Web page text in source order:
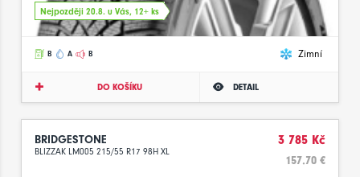
Nejpozději 20.8. u Vás, 12+ ks
B A B Zimní
DO KOŠÍKU DETAIL
BRIDGESTONE
BLIZZAK LM005 215/55 R17 98H XL
3 785 Kč
157.70 €